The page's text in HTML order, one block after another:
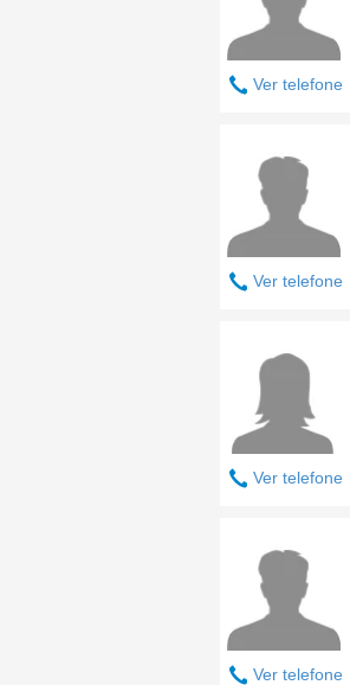
Ver telefone
Ver telefone
Ver telefone
Ver telefone